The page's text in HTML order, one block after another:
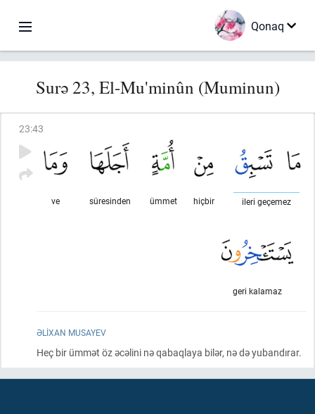
Qonaq
Surə 23, El-Mu'minûn (Muminun)
23:43
ileri geçemez
hiçbir
ümmet
süresinden
ve
geri kalamaz
ƏLIXAN MUSAYEV
Heç bir ümmət öz əcəlini nə qabaqlaya bilər, nə də yubandırar.